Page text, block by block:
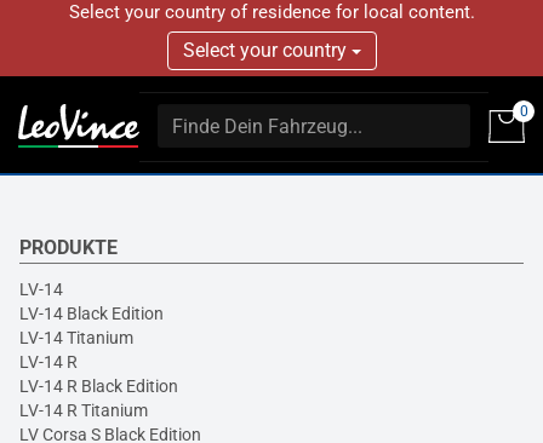
Select your country of residence for local content.
Select your country
0
PRODUKTE
LV-14
LV-14 Black Edition
LV-14 Titanium
LV-14 R
LV-14 R Black Edition
LV-14 R Titanium
LV Corsa S Black Edition